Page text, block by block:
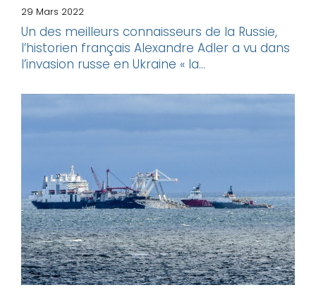
29 Mars 2022
Un des meilleurs connaisseurs de la Russie,
l’historien français Alexandre Adler a vu dans
l’invasion russe en Ukraine « la...